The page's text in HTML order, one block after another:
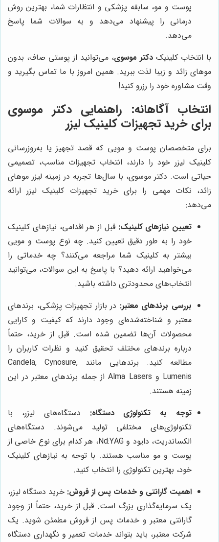
پوست و مو، سابقه پزشکی و انتظارات شما، بهترین روش
درمانی را پیشنهاد می‌دهد و به سوالات شما پاسخ
می‌دهد.
با انتخاب کلینیک دکتر موسوی، می‌توانید از پوستی صاف، بدون
موهای زائد و زیبا لذت ببرید. همین امروز با ما تماس بگیرید و
وقت مشاوره خود را رزرو کنید!
انتخاب آگاهانه: راهنمایی دکتر موسوی
برای خرید تجهیزات کلینیک لیزر
برای متخصصان پوست و مویی که قصد تجهیز یا به‌روزرسانی
کلینیک لیزر خود را دارند، انتخاب تجهیزات مناسب، تصمیمی
حیاتی است. دکتر موسوی، با سال‌ها تجربه در زمینه لیزر موهای
زائد، نکات مهمی را برای خرید تجهیزات کلینیک لیزر ارائه
می‌دهد:
تعیین نیازهای کلینیک: قبل از هر اقدامی، نیازهای کلینیک
خود را به طور دقیق تعیین کنید. چه نوع پوست و مویی
بیشتر به کلینیک شما مراجعه می‌کنند؟ چه خدماتی را
می‌خواهید ارائه دهید؟ با پاسخ به این سوالات، می‌توانید
انتخاب‌های محدودتری داشته باشید.
بررسی برندهای معتبر: در بازار تجهیزات پزشکی، برندهای
معتبر و شناخته‌شده‌ای وجود دارند که کیفیت و کارایی
محصولات آن‌ها تضمین شده است. قبل از خرید، حتماً
درباره برندهای مختلف تحقیق کنید و نظرات کاربران را
مطالعه کنید. برندهایی مانند Candela, Cynosure,
Lumenis و Alma Lasers از جمله برندهای معتبر در این
زمینه هستند.
توجه به تکنولوژی دستگاه: دستگاه‌های لیزر، با
تکنولوژی‌های مختلفی تولید می‌شوند. دستگاه‌های
الکساندریت، دایود و Nd:YAG، هر کدام برای نوع خاصی از
پوست و مو مناسب هستند. با توجه به نیازهای کلینیک
خود، بهترین تکنولوژی را انتخاب کنید.
اهمیت گارانتی و خدمات پس از فروش: خرید دستگاه لیزر،
یک سرمایه‌گذاری بزرگ است. قبل از خرید، حتماً از وجود
گارانتی معتبر و خدمات پس از فروش مطمئن شوید. یک
شرکت معتبر، باید بتواند خدمات تعمیر و نگهداری دستگاه